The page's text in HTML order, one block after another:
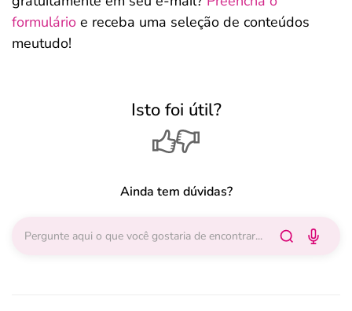
formulário e receba uma seleção de conteúdos
meutudo!
Isto foi útil?
Ainda tem dúvidas?